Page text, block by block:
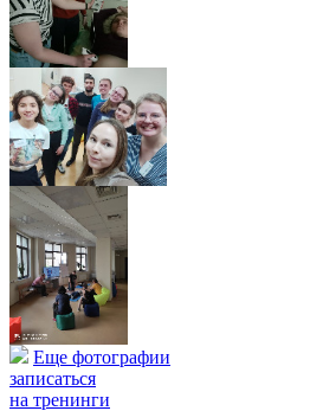
Еще фотографии
записаться
на тренинги